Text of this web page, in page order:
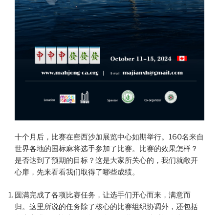
十个月后，比赛在密西沙加展览中心如期举行。160名来自
世界各地的国标麻将选手参加了比赛。比赛的效果怎样？
是否达到了预期的目标？这是大家所关心的，我们就敞开
心扉，先来看看我们取得了哪些成绩。
圆满完成了各项比赛任务，让选手们开心而来，满意而
归。这里所说的任务除了核心的比赛组织协调外，还包括